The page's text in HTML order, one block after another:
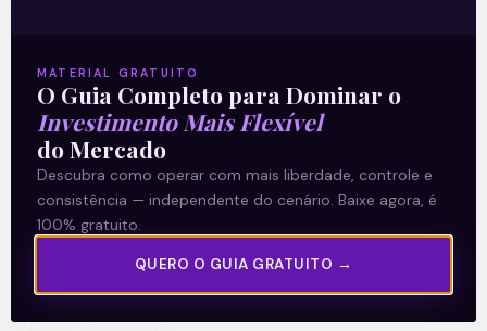
Sobre nós
Termos e Condições
Política de Privacidade
Explore
E Eu Com Isso?
MATERIAL GRATUITO
O Guia Completo para Dominar o
Investimento Mais Flexível
do Mercado
Descubra como operar com mais liberdade, controle e
consistência — independente do cenário. Baixe agora, é
100% gratuito.
QUERO O GUIA GRATUITO →